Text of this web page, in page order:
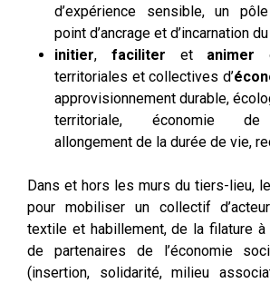
d’expérience sensible, un
point d’ancrage et d’incarnation
initier, faciliter et animer
territoriales et collectives d’
approvisionnement durable,
territoriale, économie de
allongement de la durée de vie,
Dans et hors les murs du tiers-lieu,
pour mobiliser un collectif
textile et habillement, de la filature
de partenaires de l’économie
(insertion, solidarité, milieu